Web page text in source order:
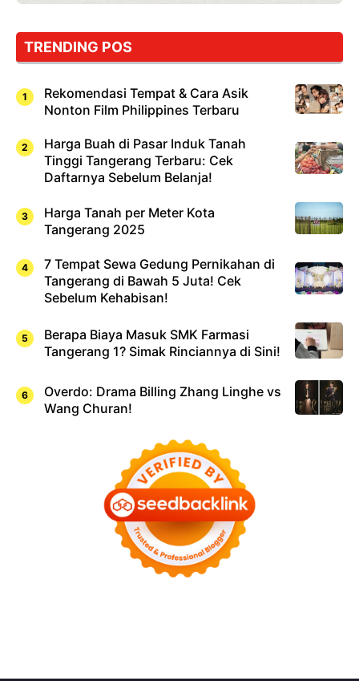
Dicoba,
Cuma
Sushi!
TRENDING POS
Rekomendasi Tempat & Cara Asik
Nonton Film Philippines Terbaru
Harga Buah di Pasar Induk Tanah
Tinggi Tangerang Terbaru: Cek
Daftarnya Sebelum Belanja!
Harga Tanah per Meter Kota
Tangerang 2025
7 Tempat Sewa Gedung Pernikahan di
Tangerang di Bawah 5 Juta! Cek
Sebelum Kehabisan!
Berapa Biaya Masuk SMK Farmasi
Tangerang 1? Simak Rinciannya di Sini!
Overdo: Drama Billing Zhang Linghe vs
Wang Churan!